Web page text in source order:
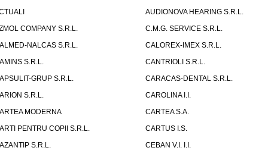
AUDIONOVA HEARING S.R.L.
COMPANY S.R.L.
C.M.G. SERVICE S.R.L.
NALCAS S.R.L.
CALOREX-IMEX S.R.L.
S.R.L.
CANTRIOLI S.R.L.
GRUP S.R.L.
CARACAS-DENTAL S.R.L.
S.R.L.
CAROLINA I.I.
MODERNA
CARTEA S.A.
PENTRU COPII S.R.L.
CARTUS I.S.
S.R.L.
CEBAN V.I. I.I.